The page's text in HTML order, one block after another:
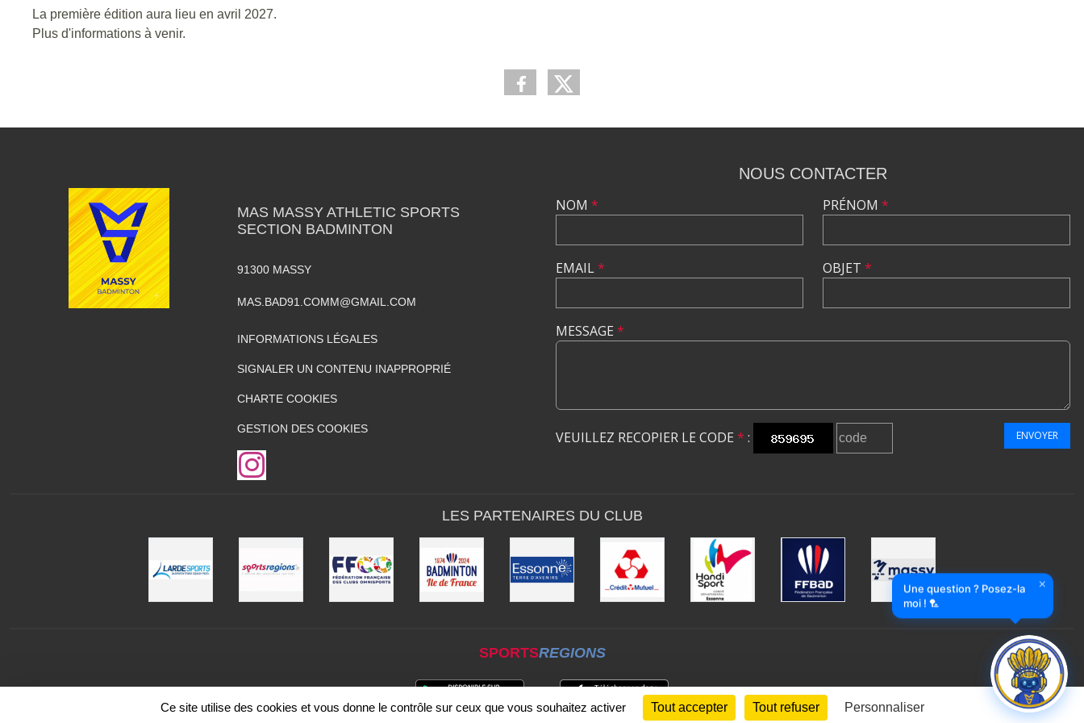
La première édition aura lieu en avril 2027.
Plus d'informations à venir.
MAS MASSY ATHLETIC SPORTS
SECTION BADMINTON
91300 MASSY
MAS.BAD91.COMM@GMAIL.COM
INFORMATIONS LÉGALES
SIGNALER UN CONTENU INAPPROPRIÉ
CHARTE COOKIES
GESTION DES COOKIES
NOUS CONTACTER
NOM *
EMAIL*
PRÉNOM *
OBJET *
MESSAGE *
VEUILLEZ RECOPIER LE CODE * : ENVOYER
LES PARTENAIRES DU CLUB
SPORTSREGIONS
Une question ? Posez-la
moi ! 🏸
×
Ce site utilise des cookies et vous donne le contrôle sur ceux que vous souhaitez activer Tout accepter Tout refuser Personnaliser